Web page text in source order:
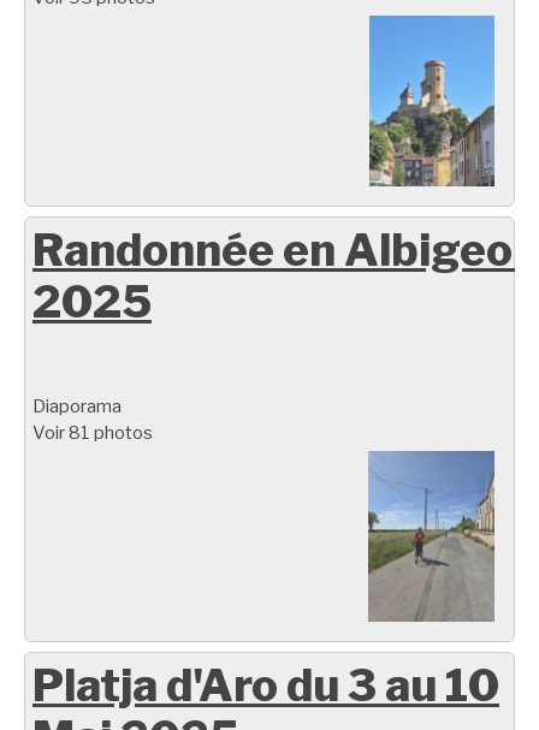
Randonnée en
2025
Diaporama
Voir 81 photos
Platja d'Aro du 3 au 10